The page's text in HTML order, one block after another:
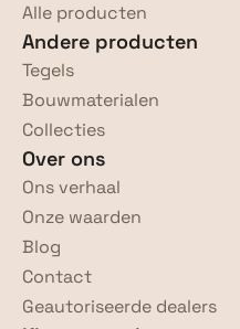
Alle producten
Andere producten
Tegels
Bouwmaterialen
Collecties
Over ons
Ons verhaal
Onze waarden
Blog
Contact
Geautoriseerde dealers